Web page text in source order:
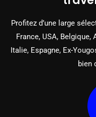
Profitez d’une large
France, USA, Belgique,
Italie, Espagne, Ex-
bien